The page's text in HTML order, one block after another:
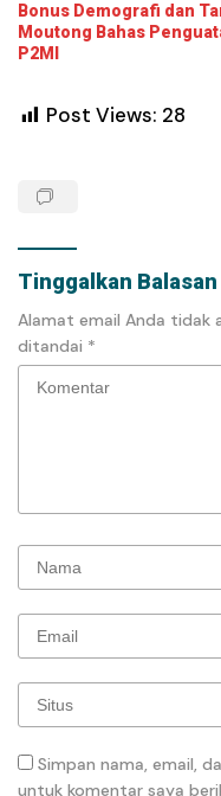
Bonus Demografi dan
Moutong Bahas
P2MI
Post Views: 28
Tinggalkan Balasan
Alamat email Anda tidak
ditandai *
Simpan nama, email,
untuk komentar saya